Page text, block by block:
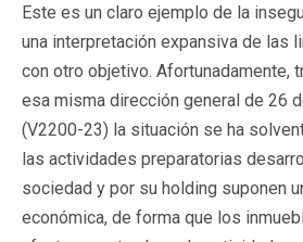
Este es un claro ejemplo de la
una interpretación expansiva de las
con otro objetivo. Afortunadamente,
esa misma dirección general de 26
(V2200-23) la situación se ha
las actividades preparatorias
sociedad y por su holding suponen
económica, de forma que los